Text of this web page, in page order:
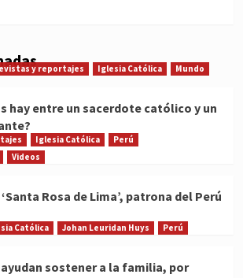
y reportajes Iglesia Católica Mundo
hay entre un sacerdote católico y un
Iglesia Católica
Perú
Videos
Rosa de Lima’, patrona del Perú
Católica Johan Leuridan Huys Perú
sostener a la familia, por